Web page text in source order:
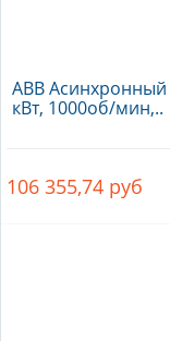
ABB Асинхронный
кВт, 1000об/мин,..
106 355,74 руб